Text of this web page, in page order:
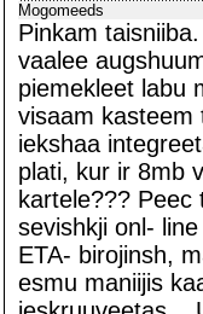
Mogomeeds
Pinkam
vaalee
piemekleet labu
visaam kasteem
iekshaa
plati, kur ir 8mb
kartele???
sevishkji onl-
ETA- birojinsh,
esmu maniijis